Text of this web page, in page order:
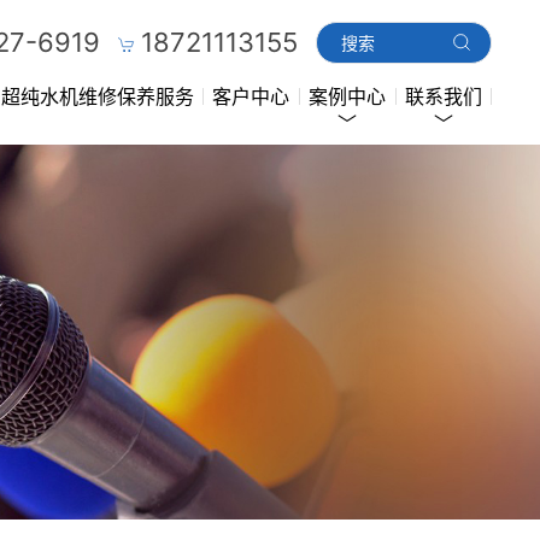
6919 18721113155
超纯水机维修保养服务 客户中心 案例中心 联系我们